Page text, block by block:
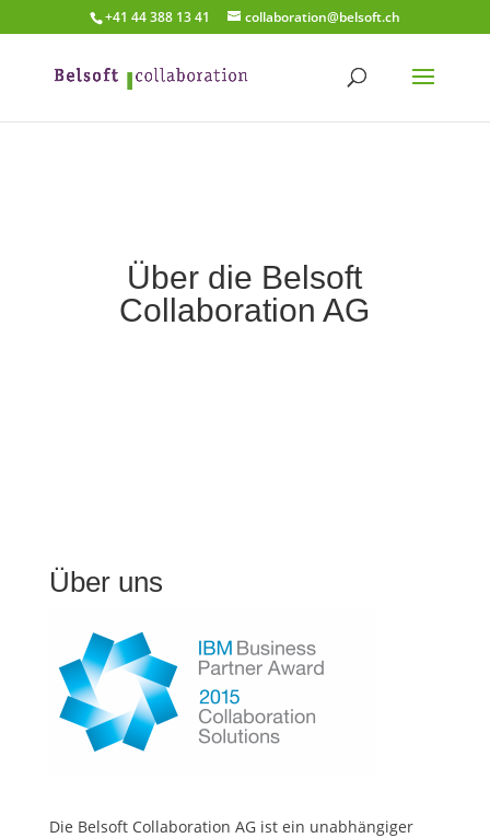
+41 44 388 13 41 collaboration@belsoft.ch
Über die Belsoft
Collaboration AG
Über uns
Die Belsoft Collaboration AG ist ein unabhängiger